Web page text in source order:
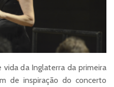
da Inglaterra da primeira
de inspiração do concerto